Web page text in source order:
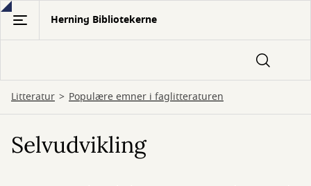
Gå
hovedindhold
Herning Bibliotekerne
Litteratur Populære emner i faglitteraturen
Selvudvikling